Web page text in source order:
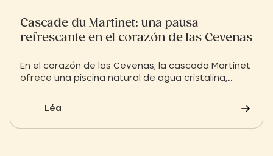
Cascade du Martinet: una pausa
refrescante en el corazón de las Cevenas
En el corazón de las Cevenas, la cascada Martinet
ofrece una piscina natural de agua cristalina,
Léa